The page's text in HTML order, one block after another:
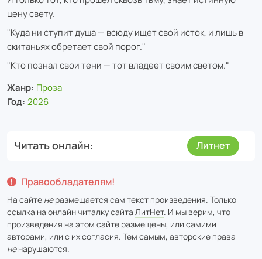
цену свету.
"Куда ни ступит душа — всюду ищет свой исток, и лишь в
скитаньях обретает свой порог."
"Кто познал свои тени — тот владеет своим светом."
Жанр: Проза
Год: 2026
Читать онлайн Литнет
Правообладателям!
На сайте неразмещается сам текст произведения. Только
ссылка на онлайн читалку сайта ЛитНет. И мы верим, что
произведения на этом сайте размещены, или самими
авторами, или с их согласия. Тем самым, авторские права
ненарушаются.